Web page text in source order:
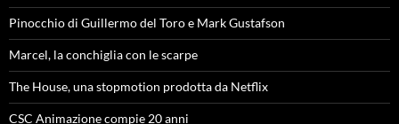
Pinocchio di Guillermo del Toro e Mark Gustafson
Marcel, la conchiglia con le scarpe
The House, una stopmotion prodotta da Netflix
CSC Animazione compie 20 anni